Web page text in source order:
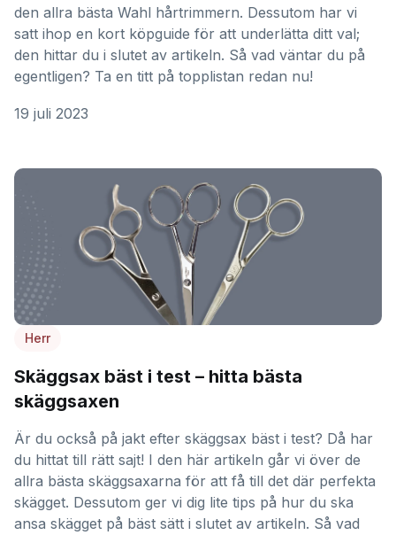
den allra bästa Wahl hårtrimmern. Dessutom har vi
satt ihop en kort köpguide för att underlätta ditt val;
den hittar du i slutet av artikeln. Så vad väntar du på
egentligen? Ta en titt på topplistan redan nu!
19 juli 2023
Herr
Skäggsax bäst i test – hitta bästa
skäggsaxen
Är du också på jakt efter skäggsax bäst i test? Då har
du hittat till rätt sajt! I den här artikeln går vi över de
allra bästa skäggsaxarna för att få till det där perfekta
skägget. Dessutom ger vi dig lite tips på hur du ska
ansa skägget på bäst sätt i slutet av artikeln. Så vad